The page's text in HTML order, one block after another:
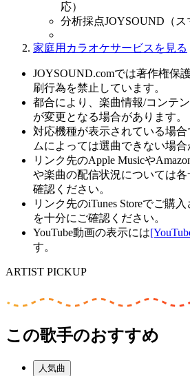
応）
分析採点JOYSOUND（ス
家庭用カラオケサービスを見る
JOYSOUND.comでは著作権保
刷行為を禁止しています。
都合により、楽曲情報/コンテ
が変更となる場合があります。
対応機種が表示されている場
ムによっては選曲できない場合
リンク先のApple Musicや
や楽曲の配信状況については
確認ください。
リンク先のiTunes Storeでご購
を十分にご確認ください。
YouTube動画の表示には
す。
ARTIST PICKUP
この歌手のおすすめ
人気曲